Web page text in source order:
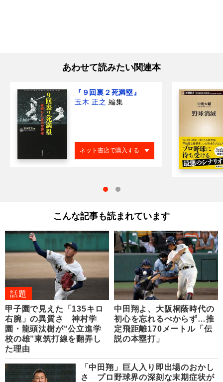
あわせて読みたい関連本
『９回裏２死満塁』
玉木 正之 編集
ネット書店で購入する
こんな記事も読まれています
話題
甲子園で見えた「135キロ
右腕」の異質さ 神村学
園・龍頭汰樹が“公立進学
校の雄”東筑打線を翻弄し
た理由
中田翔よ、大阪桐蔭時代の
初心を忘れるべからず…推
定飛距離170メートル「伝
説の本塁打」
「中田翔」巨人入り即出場のおかし
さ プロ野球界の深刻な末期症状が